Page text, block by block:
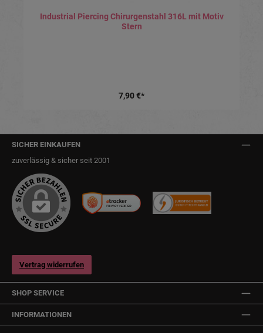
Industrial Piercing Chirurgenstahl 316L mit Motiv
Stern
7,90 €*
SICHER EINKAUFEN
zuverlässig & sicher seit 2001
Vertrag widerrufen
SHOP SERVICE
INFORMATIONEN